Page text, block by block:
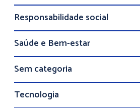
Responsabilidade social
Saúde e Bem-estar
Sem categoria
Tecnologia